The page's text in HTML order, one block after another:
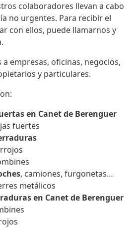
colaboradores llevan a cabo
no urgentes. Para recibir el
con ellos, puede llamarnos y
empresas, oficinas, negocios,
y particulares.
en Canet de Berenguer
fuertes
, camiones, furgonetas…
metálicos
en Canet de Berenguer